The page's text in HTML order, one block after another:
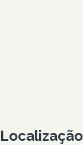
Localização